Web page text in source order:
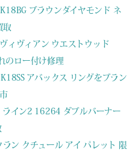
ブラウンダイヤモンド ネ
取
ィヴィアン ウエストウッド
のロー付け修理
アバックス リングをブラン
ライン2 16264 ダブルバーナー
ン クチュール アイ パレット 限